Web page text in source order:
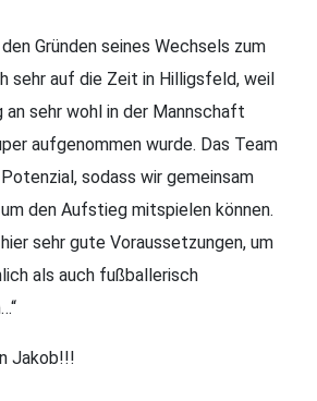
Gründen seines Wechsels zum
sehr auf die Zeit in Hilligsfeld, weil
an sehr wohl in der Mannschaft
aufgenommen wurde. Das Team
sodass wir gemeinsam
den Aufstieg mitspielen können.
sehr gute Voraussetzungen, um
als auch fußballerisch
Jakob!!!